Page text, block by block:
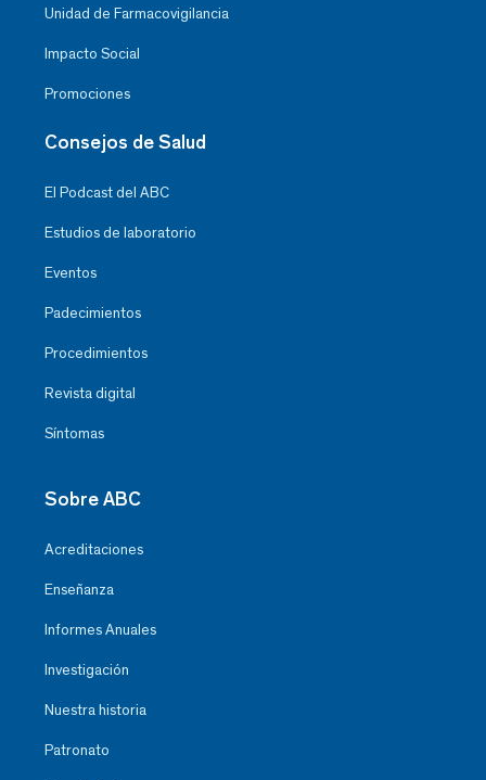
Unidad de Farmacovigilancia
Impacto Social
Promociones
Consejos de Salud
El Podcast del ABC
Estudios de laboratorio
Eventos
Padecimientos
Procedimientos
Revista digital
Síntomas
Sobre ABC
Acreditaciones
Enseñanza
Informes Anuales
Investigación
Nuestra historia
Patronato